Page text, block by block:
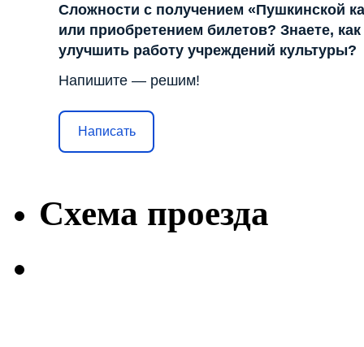
Сложности с получением «Пушкинской
или приобретением билетов? Знаете, как
улучшить работу учреждений культуры?
Напишите — решим!
Написать
Схема проезда